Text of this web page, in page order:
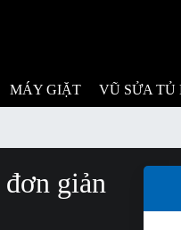
MÁY GIẶT VŨ SỬA
giản